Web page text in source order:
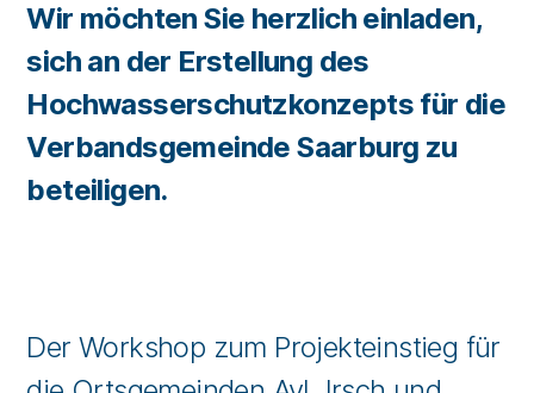
Wir möchten Sie herzlich einladen,
sich an der Erstellung des
Hochwasserschutzkonzepts für die
Verbandsgemeinde Saarburg zu
beteiligen.
Der Workshop zum Projekteinstieg für